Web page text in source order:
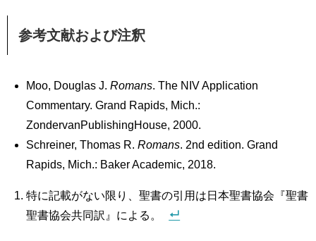
参考文献および注釈
Moo, Douglas J.Romans. The NIV Application
Commentary. Grand Rapids, Mich.:
ZondervanPublishingHouse, 2000.
Schreiner, Thomas R.Romans. 2nd edition. Grand
Rapids, Mich.: Baker Academic, 2018.
特に記載がない限り、聖書の引用は日本聖書協会『聖書
聖書協会共同訳』による。